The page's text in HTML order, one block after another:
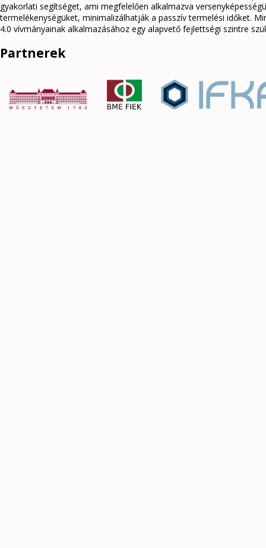
gyakorlati segítséget, ami megfelelően alkalmazva
termelékenységüket, minimalizálhatják a passzív termelési időket.
4.0 vívmányainak alkalmazásához egy alapvető fejlettségi szintre
Partnerek